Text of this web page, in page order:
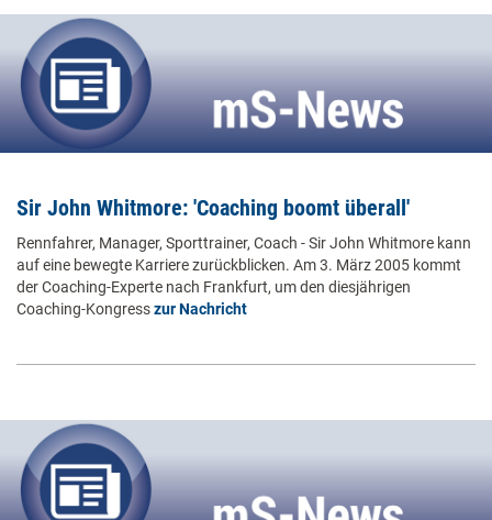
Sir John Whitmore: 'Coaching boomt überall'
Rennfahrer, Manager, Sporttrainer, Coach - Sir John Whitmore kann
auf eine bewegte Karriere zurückblicken. Am 3. März 2005 kommt
der Coaching-Experte nach Frankfurt, um den diesjährigen
Coaching-Kongresszur Nachricht